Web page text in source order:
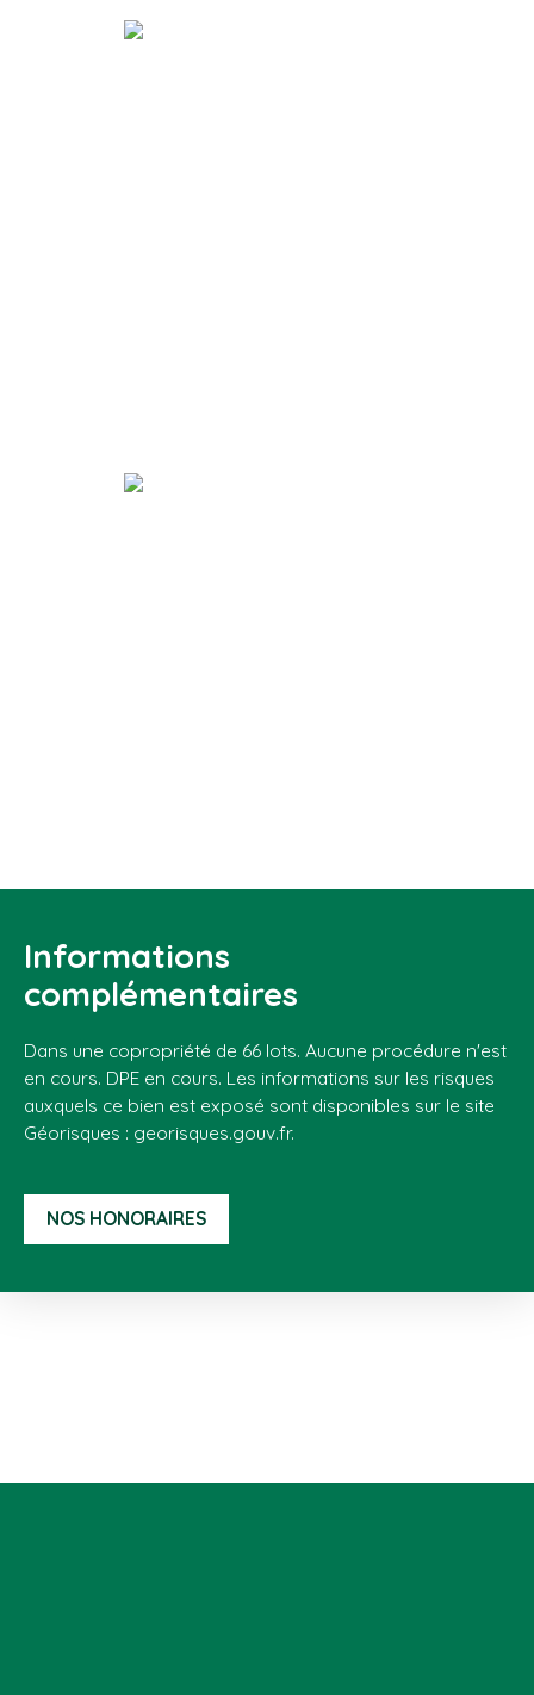
Informations
complémentaires
Dans une copropriété de 66 lots. Aucune procédure n'est
en cours. DPE en cours. Les informations sur les risques
auxquels ce bien est exposé sont disponibles sur le site
Géorisques : georisques.gouv.fr.
NOS HONORAIRES